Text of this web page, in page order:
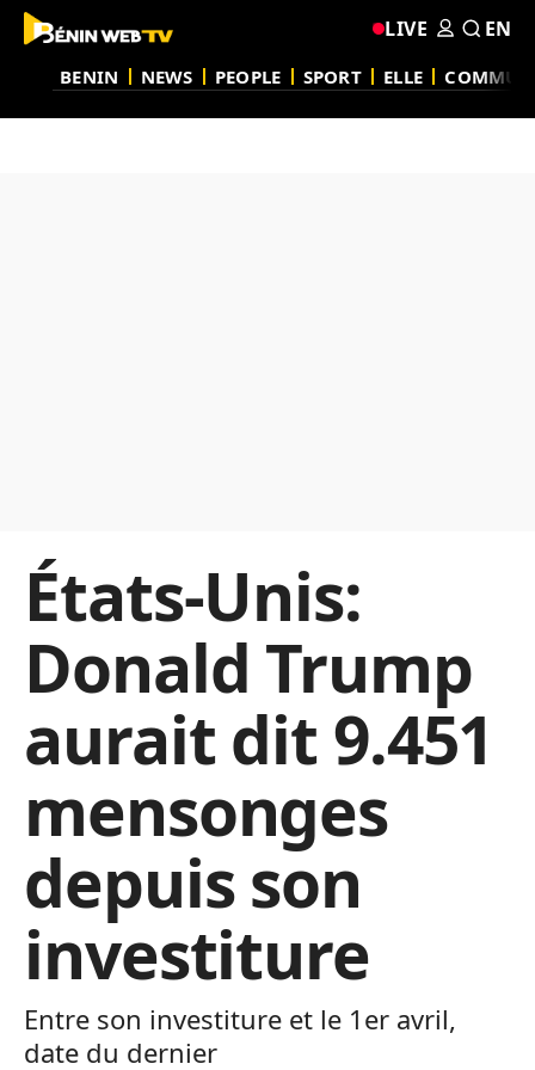
BENIN NEWS PEOPLE SPORT ELLE
LIVE EN
États-Unis:
Donald Trump
aurait dit 9.451
mensonges
depuis son
investiture
Entre son investiture et le 1er avril,
date du dernier